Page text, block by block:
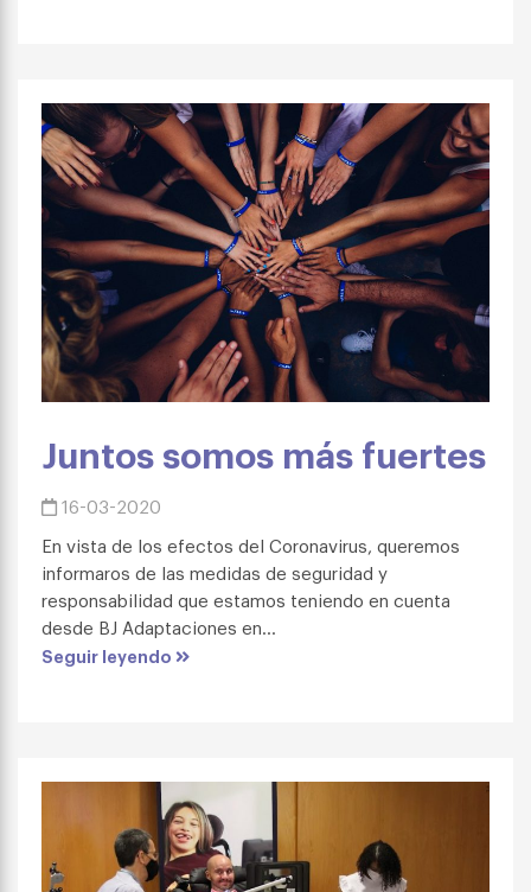
Juntos somos más fuertes
16-03-2020
En vista de los efectos del Coronavirus, queremos
informaros de las medidas de seguridad y
responsabilidad que estamos teniendo en cuenta
desde BJ Adaptaciones en...
Seguir leyendo